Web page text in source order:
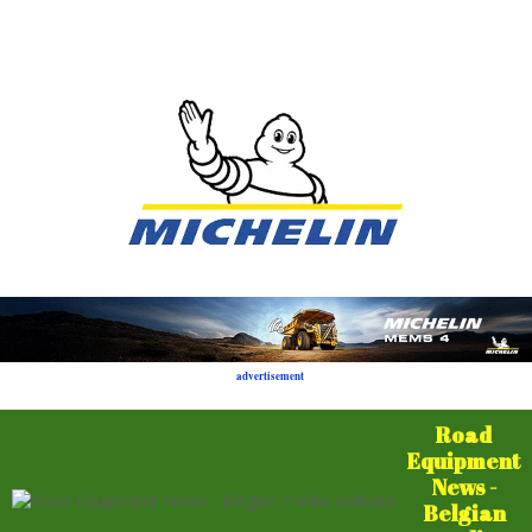
advertisement
Road
Equipment
News -
Belgian